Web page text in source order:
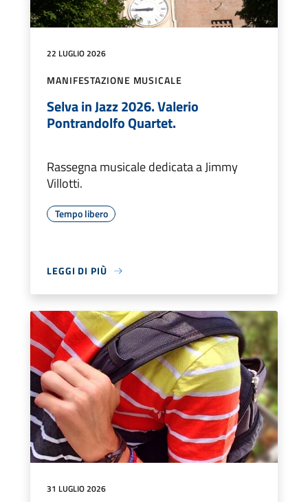
22 LUGLIO 2026
MANIFESTAZIONE MUSICALE
Selva in Jazz 2026. Valerio
Pontrandolfo Quartet.
Rassegna musicale dedicata a Jimmy
Villotti.
Tempo libero
LEGGI DI PIÙ
31 LUGLIO 2026